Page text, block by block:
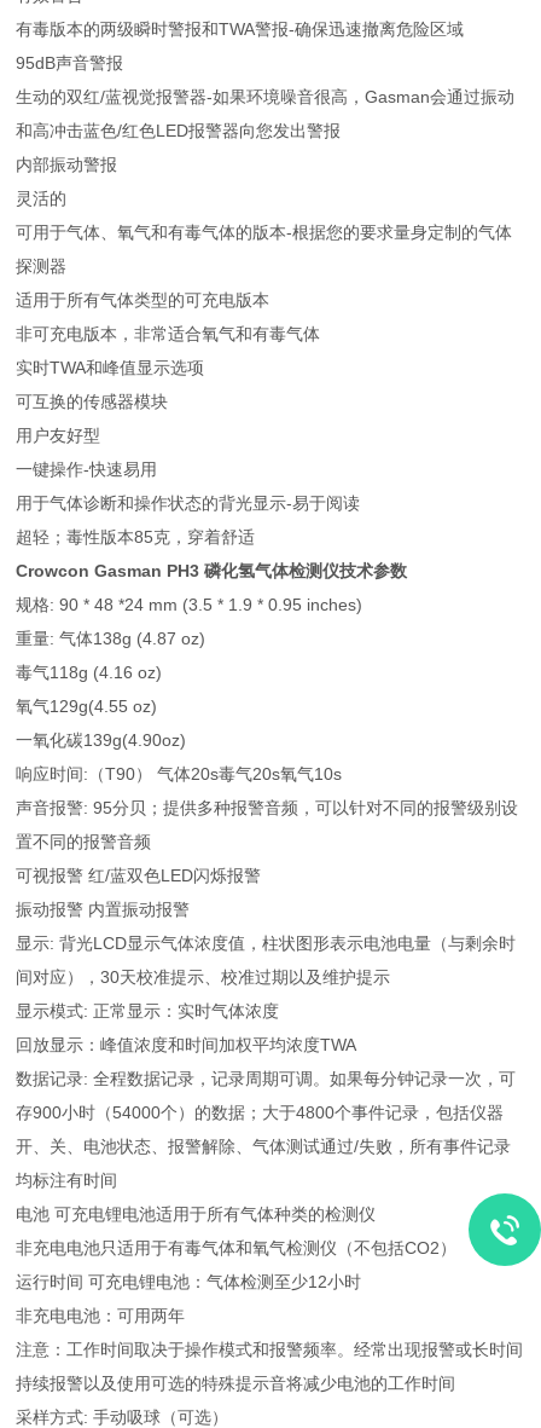
有毒版本的两级瞬时警报和TWA警报-确保迅速撤离危险区域
95dB声音警报
生动的双红/蓝视觉报警器-如果环境噪音很高，Gasman会通过振动
和高冲击蓝色/红色LED报警器向您发出警报
内部振动警报
灵活的
可用于气体、氧气和有毒气体的版本-根据您的要求量身定制的气体
探测器
适用于所有气体类型的可充电版本
非可充电版本，非常适合氧气和有毒气体
实时TWA和峰值显示选项
可互换的传感器模块
用户友好型
一键操作-快速易用
用于气体诊断和操作状态的背光显示-易于阅读
超轻；毒性版本85克，穿着舒适
Crowcon Gasman PH3 磷化氢气体检测仪技术参数
规格: 90 * 48 *24 mm (3.5 * 1.9 * 0.95 inches)
重量: 气体138g (4.87 oz)
毒气118g (4.16 oz)
氧气129g(4.55 oz)
一氧化碳139g(4.90oz)
响应时间:（T90） 气体20s毒气20s氧气10s
声音报警: 95分贝；提供多种报警音频，可以针对不同的报警级别设
置不同的报警音频
可视报警 红/蓝双色LED闪烁报警
振动报警 内置振动报警
显示: 背光LCD显示气体浓度值，柱状图形表示电池电量（与剩余时
间对应），30天校准提示、校准过期以及维护提示
显示模式: 正常显示：实时气体浓度
回放显示：峰值浓度和时间加权平均浓度TWA
数据记录: 全程数据记录，记录周期可调。如果每分钟记录一次，可
存900小时（54000个）的数据；大于4800个事件记录，包括仪器
开、关、电池状态、报警解除、气体测试通过/失败，所有事件记录
均标注有时间
电池 可充电锂电池适用于所有气体种类的检测仪
非充电电池只适用于有毒气体和氧气检测仪（不包括CO2）
运行时间 可充电锂电池：气体检测至少12小时
非充电电池：可用两年
注意：工作时间取决于操作模式和报警频率。经常出现报警或长时间
持续报警以及使用可选的特殊提示音将减少电池的工作时间
采样方式: 手动吸球（可选）